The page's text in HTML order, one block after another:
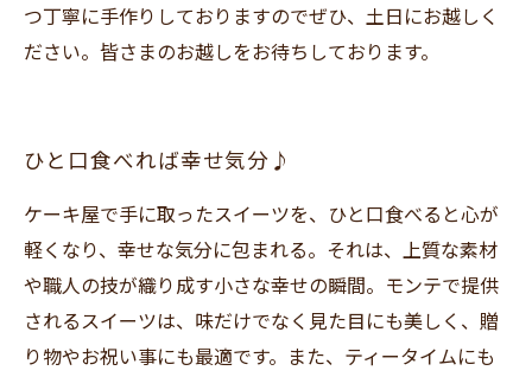
つ丁寧に手作りしておりますのでぜひ、土日にお越しく
ださい。皆さまのお越しをお待ちしております。
ひと口食べれば幸せ気分♪
ケーキ屋で手に取ったスイーツを、ひと口食べると心が
軽くなり、幸せな気分に包まれる。それは、上質な素材
や職人の技が織り成す小さな幸せの瞬間。モンテで提供
されるスイーツは、味だけでなく見た目にも美しく、贈
り物やお祝い事にも最適です。また、ティータイムにも